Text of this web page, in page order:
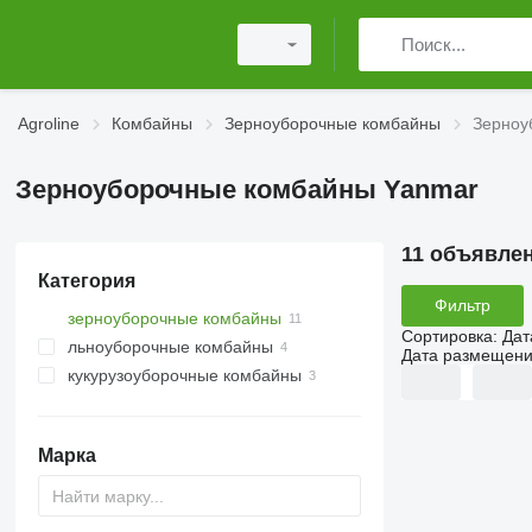
Agroline Комбайны Зерноуборочные комбайны
Зерноуборочные комбайны Yanmar
Категория
зерноуборочные комбайны
льноуборочные комбайны
кукурузоуборочные комбайны
Марка
11
Фильтр
Сортировка:
Дата